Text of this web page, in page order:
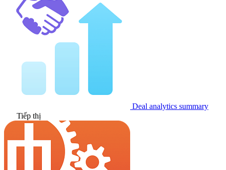
Deal analytics summary
Tiếp thị